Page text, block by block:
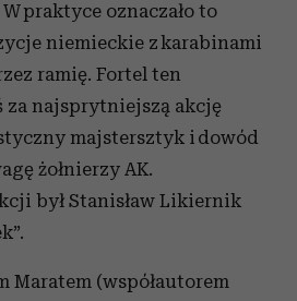
praktyce oznaczało to
niemieckie z karabinami
ramię. Fortel ten
za najsprytniejszą akcję
majstersztyk i dowód
żołnierzy AK.
był Stanisław Likiernik
Maratem (współautorem